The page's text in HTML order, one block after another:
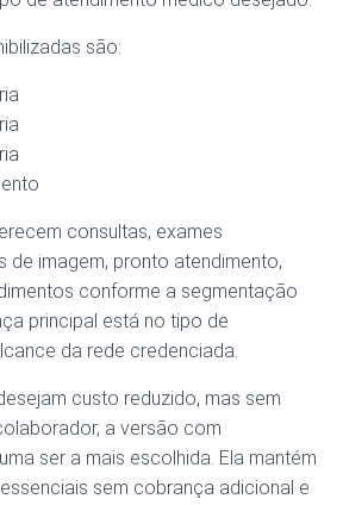
são:
consultas, exames
de imagem, pronto atendimento,
conforme a segmentação
principal está no tipo de
da rede credenciada.
custo reduzido, mas sem
a versão com
ser a mais escolhida. Ela mantém
sem cobrança adicional e